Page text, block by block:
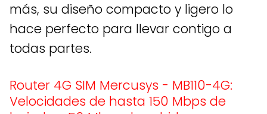
más, su diseño compacto y ligero lo
hace perfecto para llevar contigo a
todas partes.
Router 4G SIM Mercusys - MB110-4G:
Velocidades de hasta 150 Mbps de